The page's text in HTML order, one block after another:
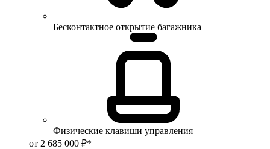
Бесконтактное открытие багажника
Физические клавиши управления
от 2 685 000 ₽*